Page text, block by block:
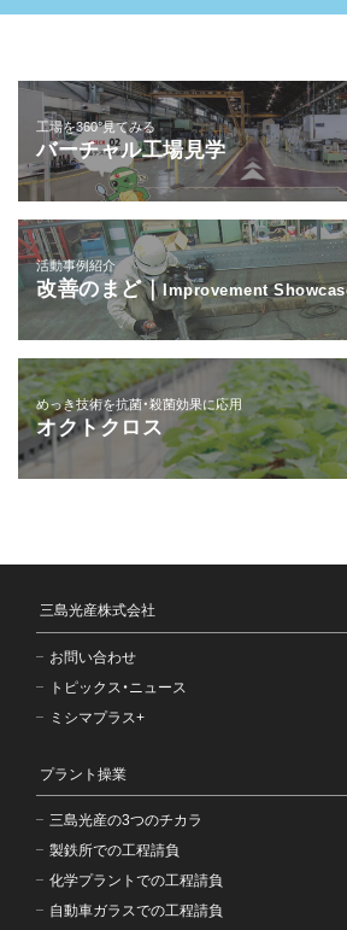
工場を360°見てみる
バーチャル工場見学
活動事例紹介
改善のまど｜Improvement
めっき技術を抗菌・殺菌効果に応用
オクトクロス
三島光産株式会社
お問い合わせ
トピックス・ニュース
ミシマプラス+
プラント操業
三島光産の3つのチカラ
製鉄所での工程請負
化学プラントでの工程請負
自動車ガラスでの工程請負